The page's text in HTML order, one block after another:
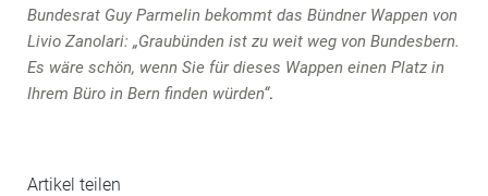
Bundesrat Guy Parmelin bekommt das Bündner Wappen von
Livio Zanolari: „Graubünden ist zu weit weg von Bundesbern.
Es wäre schön, wenn Sie für dieses Wappen einen Platz in
Ihrem Büro in Bern finden würden“.
Artikel teilen